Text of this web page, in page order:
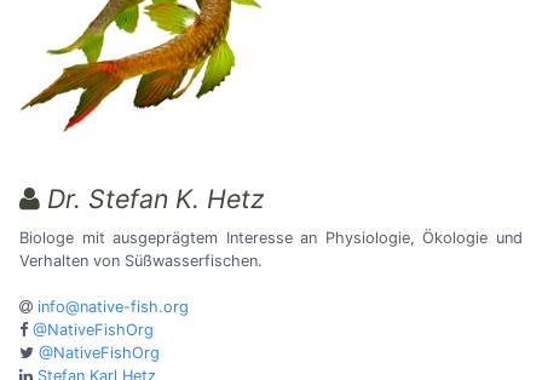
Dr. Stefan K. Hetz
Biologe mit ausgeprägtem Interesse an Physiologie, Ökologie und
Verhalten von Süßwasserfischen.
info@native-fish.org
@NativeFishOrg
@NativeFishOrg
Stefan Karl Hetz